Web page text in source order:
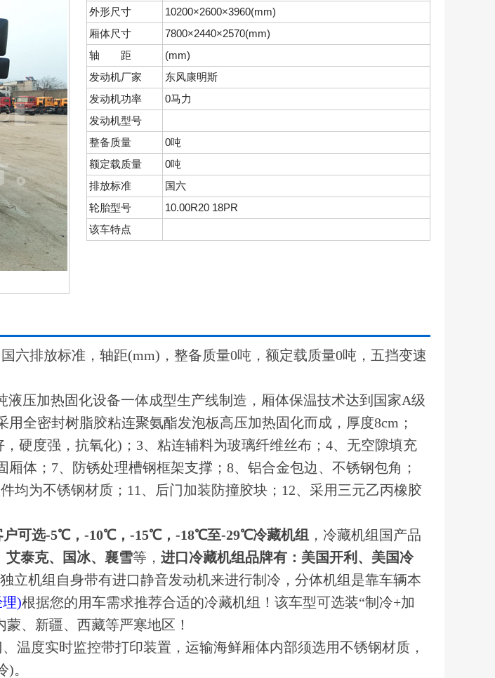
外形尺寸
10200×2600×3960(mm)
厢体尺寸
7800×2440×2570(mm)
轴 距
(mm)
发动机厂家
东风康明斯
发动机功率
0马力
发动机型号
整备质量
0吨
额定载质量
0吨
排放标准
国六
轮胎型号
10.00R20 18PR
该车特点
六排放标准，轴距(mm)，整备质量0吨，额定载质量0吨，五挡变速
压加热固化设备一体成型生产线制造，厢体保温技术达到国家A级
用全密封树脂胶粘连聚氨酯发泡板高压加热固化而成，厚度8cm；
硬度强，抗氧化)；3、粘连辅料为玻璃纤维丝布；4、无空隙填充
体；7、防锈处理槽钢框架支撑；8、铝合金包边、不锈钢包角；
均为不锈钢材质；11、后门加装防撞胶块；12、采用三元乙丙橡胶
户可选-5℃，-10℃，-15℃，-18℃至-29℃冷藏机组 ，冷藏机组国产品
艾泰克、国冰、襄雪等， 进口冷藏机组品牌有：美国开利、美国冷
独立机组自身带有进口静音发动机来进行制冷，分体机组是靠车辆本
理)根据您的用车需求推荐合适的冷藏机组！该车型可选装“制冷+加
、新疆、西藏等严寒地区！
温度实时监控带打印装置，运输海鲜厢体内部须选用不锈钢材质，
。